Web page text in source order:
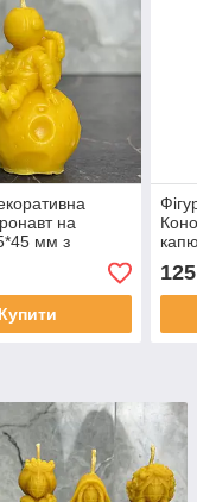
на
мм з
бджолиного
робота
Купити
125